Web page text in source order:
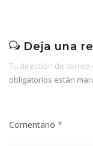
Deja una
Tu dirección de
obligatorios están
Comentario *